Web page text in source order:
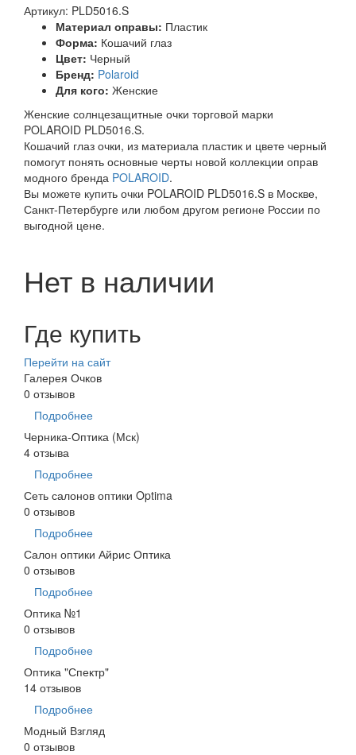
Артикул: PLD5016.S
Материал оправы: Пластик
Форма: Кошачий глаз
Цвет: Черный
Бренд: Polaroid
Для кого: Женские
Женские солнцезащитные очки торговой марки
POLAROID PLD5016.S.
Кошачий глаз очки, из материала пластик и цвете черный
помогут понять основные черты новой коллекции оправ
модного бренда POLAROID.
Вы можете купить очки POLAROID PLD5016.S в Москве,
Санкт-Петербурге или любом другом регионе России по
выгодной цене.
Нет в наличии
Где купить
Перейти на сайт
Галерея Очков
0 отзывов
Подробнее
Черника-Оптика (Мск)
4 отзыва
Подробнее
Сеть салонов оптики Optima
0 отзывов
Подробнее
Салон оптики Айрис Оптика
0 отзывов
Подробнее
Оптика №1
0 отзывов
Подробнее
Оптика "Спектр"
14 отзывов
Подробнее
Модный Взгляд
0 отзывов